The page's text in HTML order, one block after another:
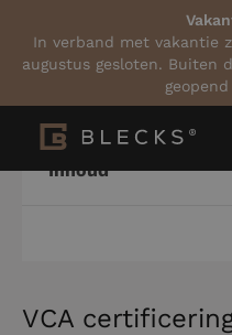
In verband met vakantie
augustus gesloten. Buiten
VCA
Inhoud